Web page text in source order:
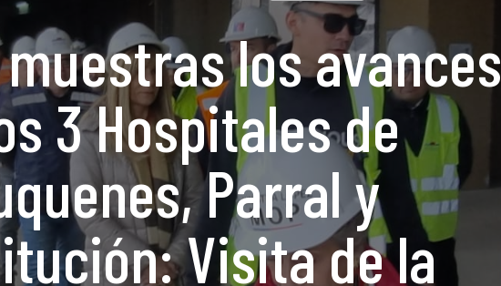
muestras los avances
3 Hospitales de
Parral y
Visita de la